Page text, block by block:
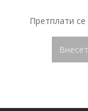
Претплати